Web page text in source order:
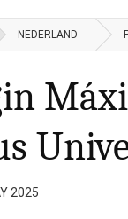
NEDERLAND
2025